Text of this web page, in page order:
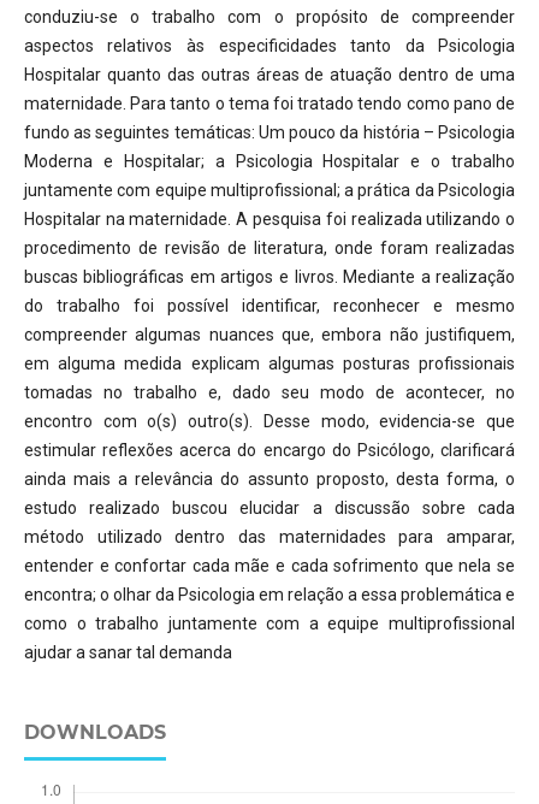
conduziu-se o trabalho com o propósito de compreender
aspectos relativos às especificidades tanto da Psicologia
Hospitalar quanto das outras áreas de atuação dentro de uma
maternidade. Para tanto o tema foi tratado tendo como pano de
fundo as seguintes temáticas: Um pouco da história – Psicologia
Moderna e Hospitalar; a Psicologia Hospitalar e o trabalho
juntamente com equipe multiprofissional; a prática da Psicologia
Hospitalar na maternidade. A pesquisa foi realizada utilizando o
procedimento de revisão de literatura, onde foram realizadas
buscas bibliográficas em artigos e livros. Mediante a realização
do trabalho foi possível identificar, reconhecer e mesmo
compreender algumas nuances que, embora não justifiquem,
em alguma medida explicam algumas posturas profissionais
tomadas no trabalho e, dado seu modo de acontecer, no
encontro com o(s) outro(s). Desse modo, evidencia-se que
estimular reflexões acerca do encargo do Psicólogo, clarificará
ainda mais a relevância do assunto proposto, desta forma, o
estudo realizado buscou elucidar a discussão sobre cada
método utilizado dentro das maternidades para amparar,
entender e confortar cada mãe e cada sofrimento que nela se
encontra; o olhar da Psicologia em relação a essa problemática e
como o trabalho juntamente com a equipe multiprofissional
ajudar a sanar tal demanda
DOWNLOADS